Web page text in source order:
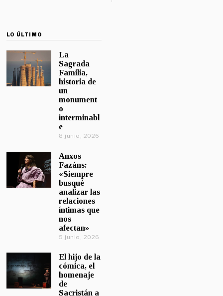
LO ÚLTIMO
La
Sagrada
Familia,
historia de
un
monument
o
interminabl
e
8 junio, 2026
Anxos
Fazáns:
«Siempre
busqué
analizar las
relaciones
íntimas que
nos
afectan»
5 junio, 2026
El hijo de la
cómica, el
homenaje
de
Sacristán a